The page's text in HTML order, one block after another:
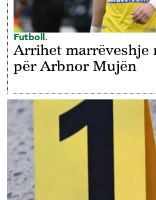
Futboll.
Arrihet marrëveshje
për Arbnor Mujën